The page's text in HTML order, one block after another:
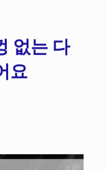
없는 다
요